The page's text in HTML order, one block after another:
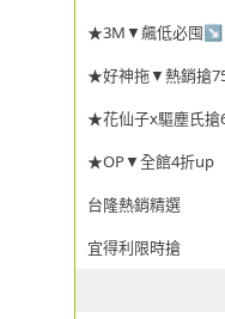
★3M▼飆低必囤↘
★好神拖▼熱銷搶
★花仙子x驅塵氏
★OP▼全館4折up
台隆熱銷精選
宜得利限時搶